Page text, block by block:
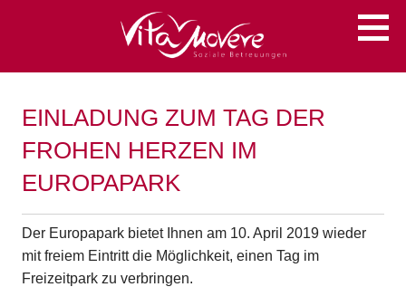
VITA MOVERE
EINLADUNG ZUM TAG DER
FROHEN HERZEN IM
EUROPAPARK
Der Europapark bietet Ihnen am 10. April 2019 wieder
mit freiem Eintritt die Möglichkeit, einen Tag im
Freizeitpark zu verbringen.